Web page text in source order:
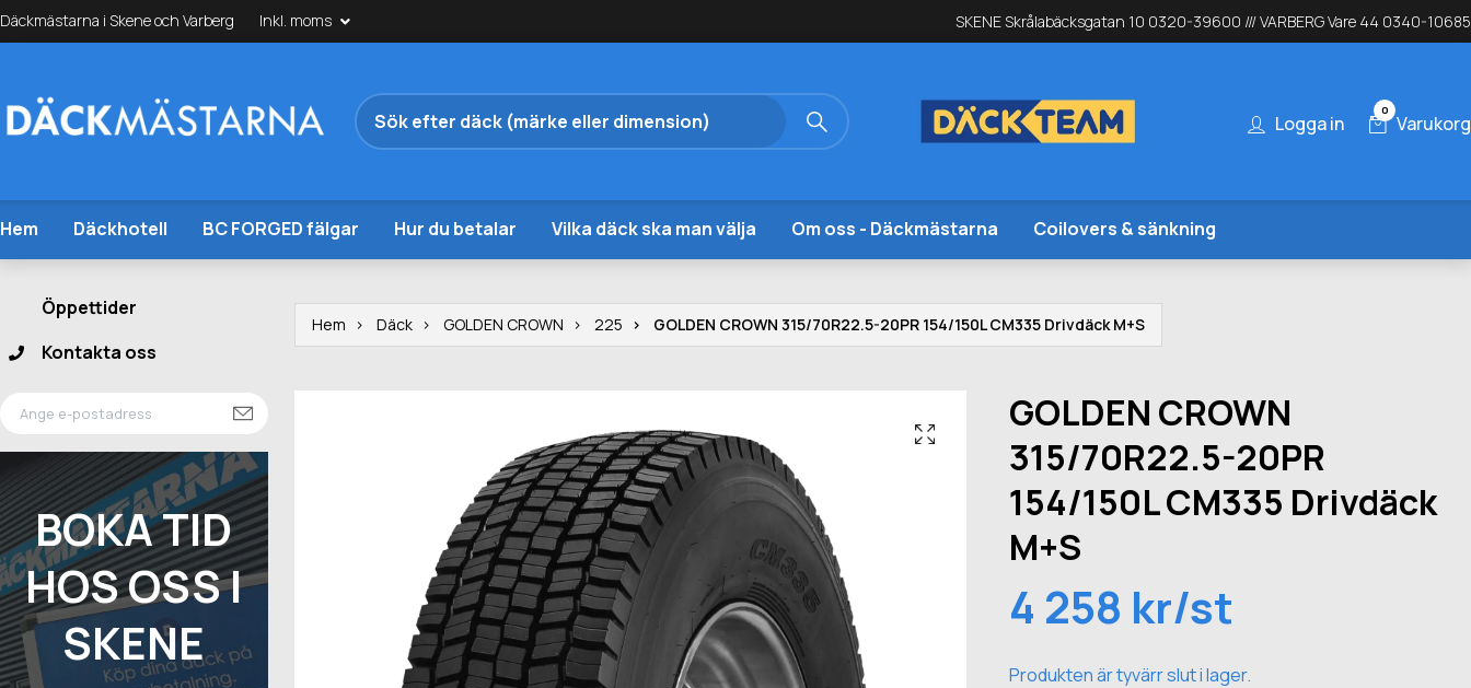
Däckmästarna i Skene och Varberg Inkl. moms SKENE Skrålabäcksgatan 10 0320-39600 /// VARBERG Vare 44 0340-10685
Logga in
0
Varukorg
Hem Däckhotell BC FORGED fälgar Hur du betalar Vilka däck ska man välja Om oss - Däckmästarna Coilovers & sänkning
Öppettider
Kontakta oss
BOKA TID
HOS OSS I
SKENE
Hem Däck GOLDEN CROWN 225 GOLDEN CROWN 315/70R22.5-20PR 154/150L CM335 Drivdäck M+S
GOLDEN CROWN
315/70R22.5-20PR
154/150L CM335 Drivdäck
M+S
4 258 kr/st
Produkten är tyvärr slut i lager.